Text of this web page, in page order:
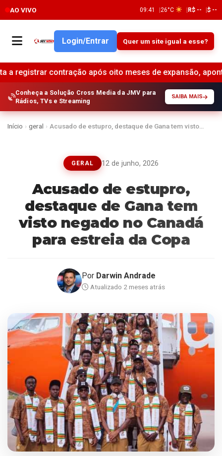
AO VIVO 09:41 26°C R$ -- $ --
Login/Entrar Quer um site igual a esse?
após oito meses de expansão, aponta pesquisa •
Conheça a Solução Cross Media da JMV para
Rádios, TVs e Streaming
SAIBA MAIS
Início › geral › Acusado de estupro, destaque de Gana tem visto…
GERAL 12 de junho, 2026
Acusado de estupro,
destaque de Gana tem
visto negado no Canadá
para estreia da Copa
Por Darwin Andrade
Atualizado 2 meses atrás